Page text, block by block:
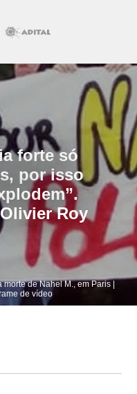
forte só
por isso
Roy
de Nahel M., em Paris |
de vídeo